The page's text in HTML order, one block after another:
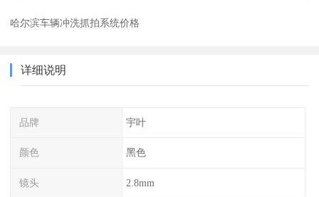
哈尔滨车辆冲洗抓拍系统价格
详细说明
品牌 宇叶
颜色 黑色
镜头 2.8mm